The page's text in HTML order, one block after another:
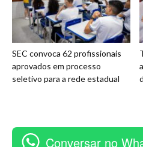
SEC convoca 62 profissionais
aprovados em processo
seletivo para a rede estadual
Conversar no